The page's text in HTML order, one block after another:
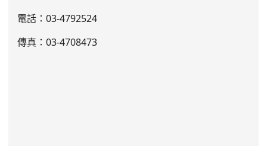
電話：03-4792524
傳真：03-4708473